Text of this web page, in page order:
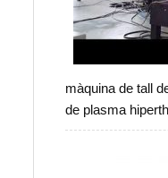
màquina de tall
de plasma